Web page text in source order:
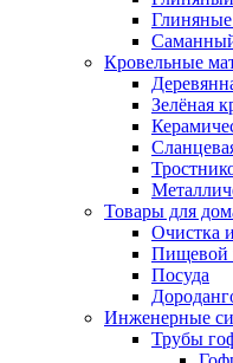
Кровельные
Зелёная
Товары для
Очистка
Пищевой
Посуда
Инженерные
Трубы